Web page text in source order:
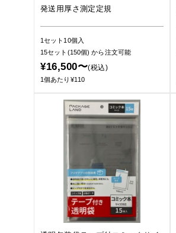
発送用厚さ測定定規
1セット10個入
15セット(150個)から注文可能
¥16,500〜(税込)
1個あたり¥110